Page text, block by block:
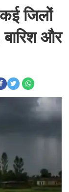
जिलों
और